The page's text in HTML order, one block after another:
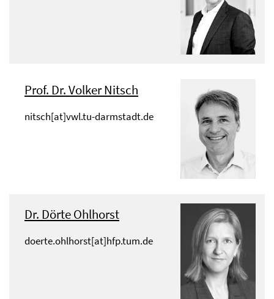
Prof. Dr. Volker Nitsch
nitsch[at]vwl.tu-darmstadt.de
Dr. Dörte Ohlhorst
doerte.ohlhorst[at]hfp.tum.de